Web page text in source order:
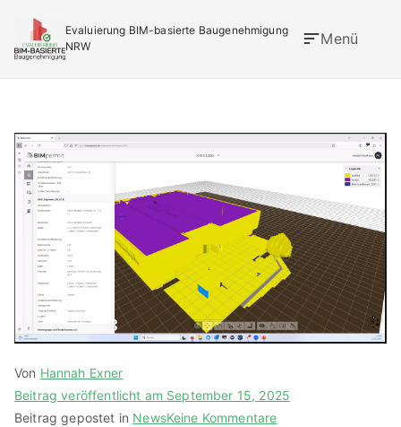
Inhalt
springen
Evaluierung BIM-basierte Baugenehmigung
NRW
Menü
Von Hannah Exner
Beitrag veröffentlicht am September 15, 2025
Beitrag gepostet in NewsKeine Kommentarezu